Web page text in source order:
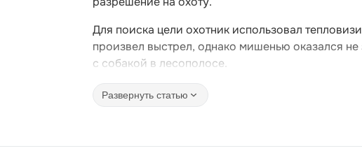
Для поиска цели охотник использовал
произвел выстрел, однако мишенью оказался
с собакой в лесополосе.
Развернуть статью